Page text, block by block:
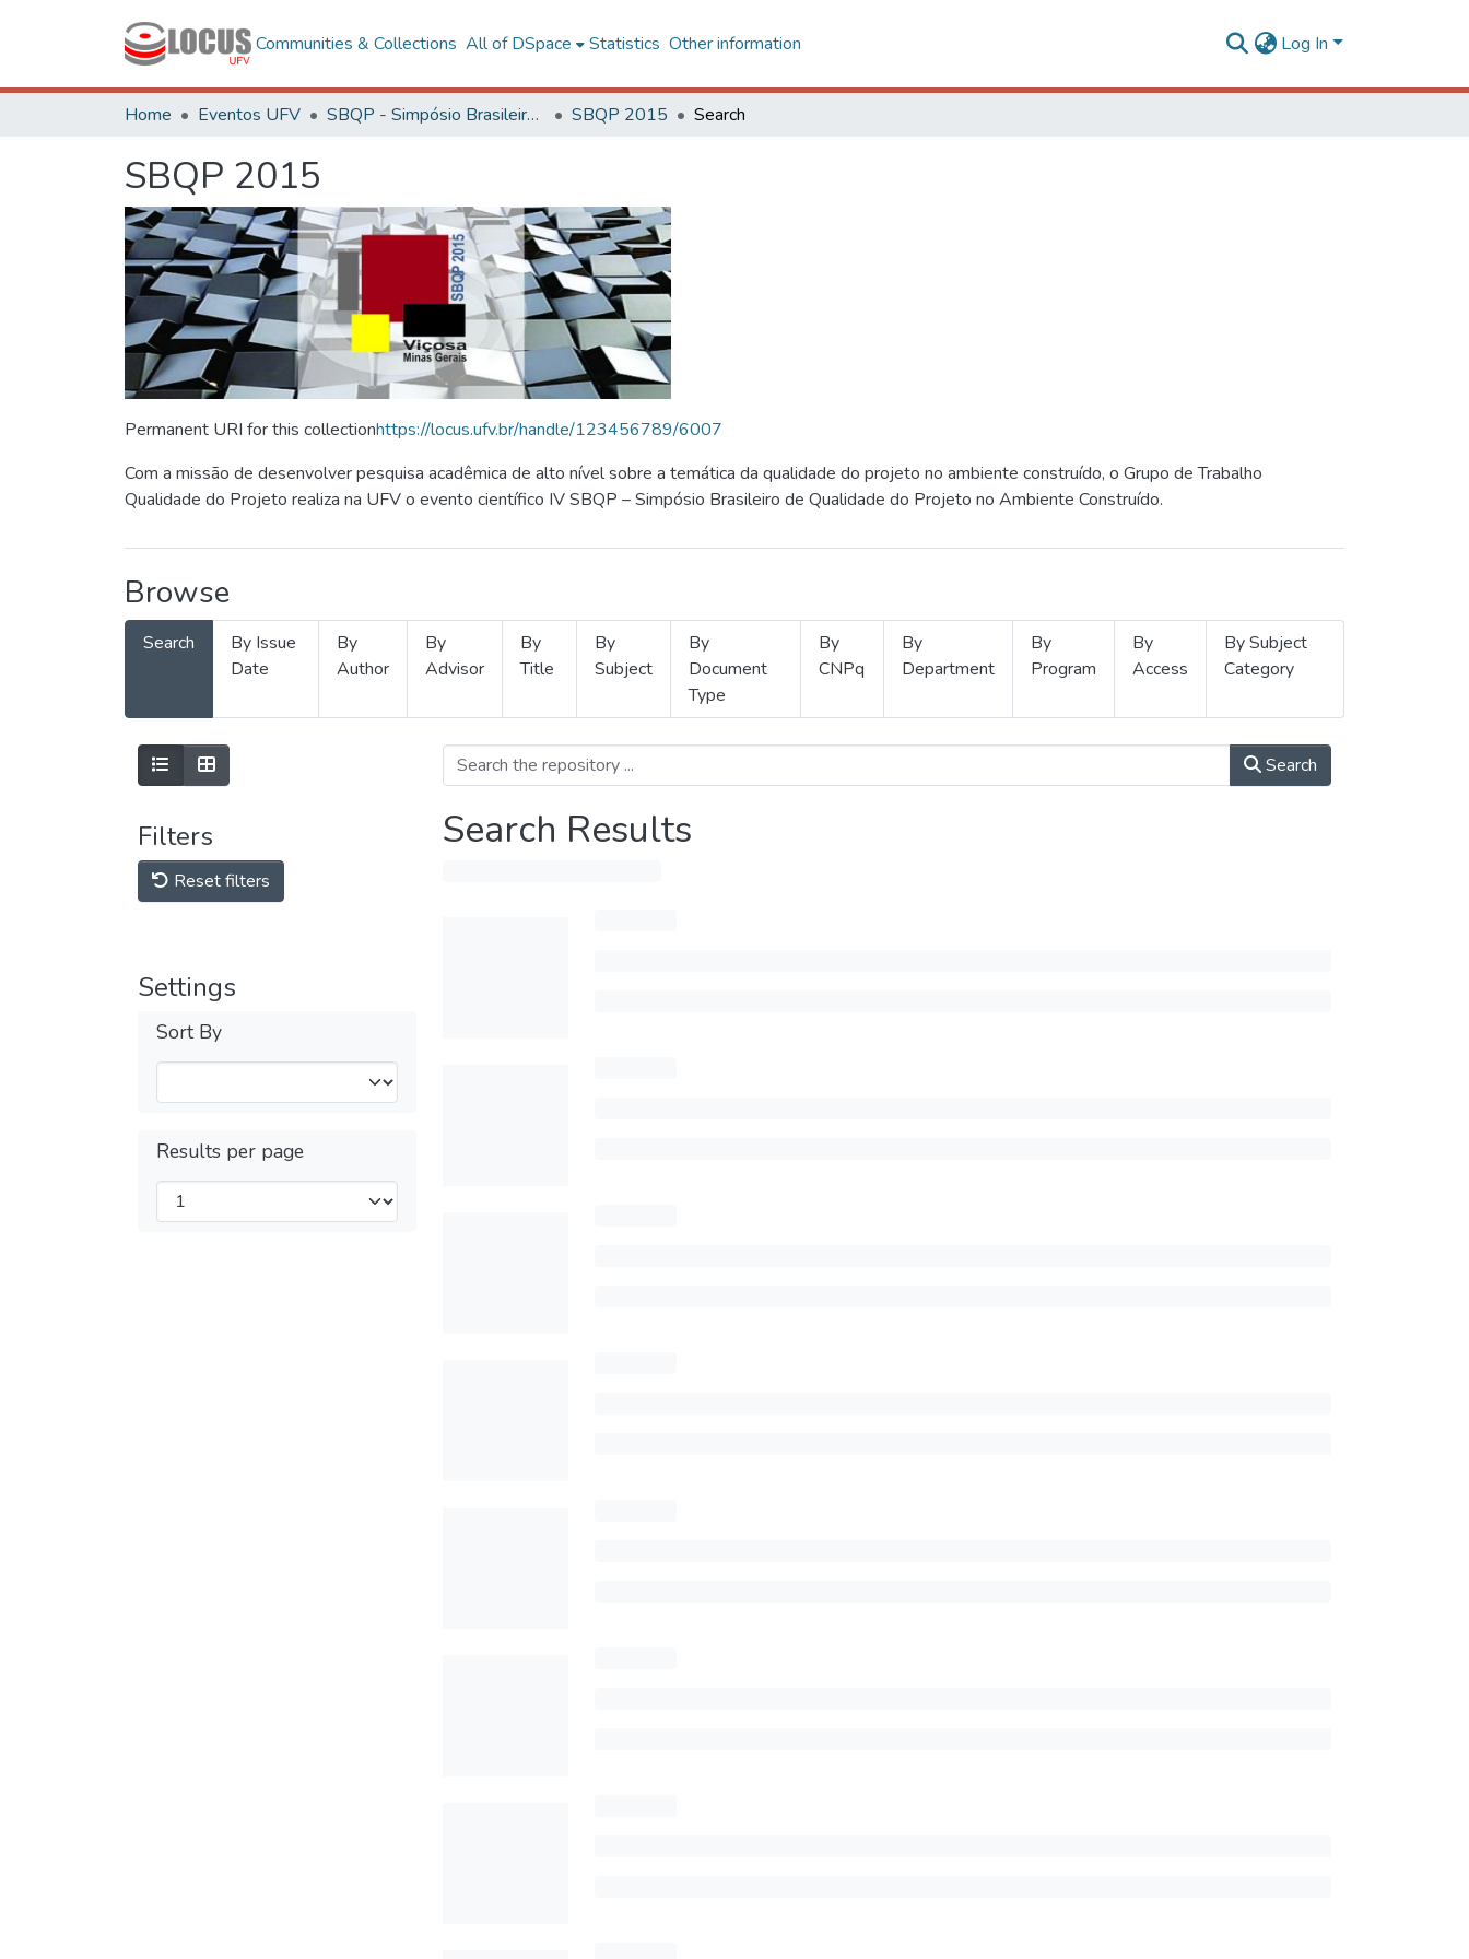
Communities & Collections All of DSpace Statistics Other information Log In
Home Eventos UFV SBQP - Simpósio Brasileiro de Qualidade do Projeto no Ambiente Construído SBQP 2015 Search
SBQP 2015
Permanent URI for this collectionhttps://locus.ufv.br/handle/123456789/6007
Com a missão de desenvolver pesquisa acadêmica de alto nível sobre a temática da qualidade do projeto no ambiente construído, o Grupo de Trabalho
Qualidade do Projeto realiza na UFV o evento científico IV SBQP – Simpósio Brasileiro de Qualidade do Projeto no Ambiente Construído.
Browse
Search
By Issue
Date
By
Author
By
Advisor
By
Title
By
Subject
By
Document
Type
By
CNPq
By
Department
By
Program
By
Access
By Subject
Category
Filters
Reset filters
Settings
Sort By
Results per page
Search
Search Results